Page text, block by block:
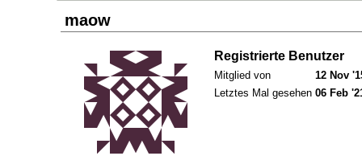
maow
Registrierte Benutzer
Mitglied von
12 Nov
Letztes Mal gesehen 06 Feb